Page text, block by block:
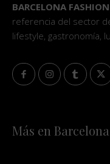
BARCELONA
referencia del sector
lifestyle, gastronomía,
Más en